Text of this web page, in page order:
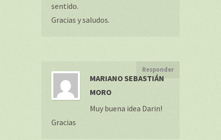
sentido.
Gracias y saludos.
MARIANO SEBASTIÁN
MORO
Responder
Muy buena idea Darin!
Gracias